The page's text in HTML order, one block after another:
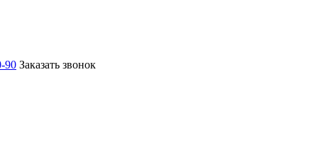
90 Заказать звонок